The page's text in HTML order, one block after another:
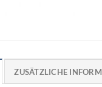
ZUSÄTZLICHE